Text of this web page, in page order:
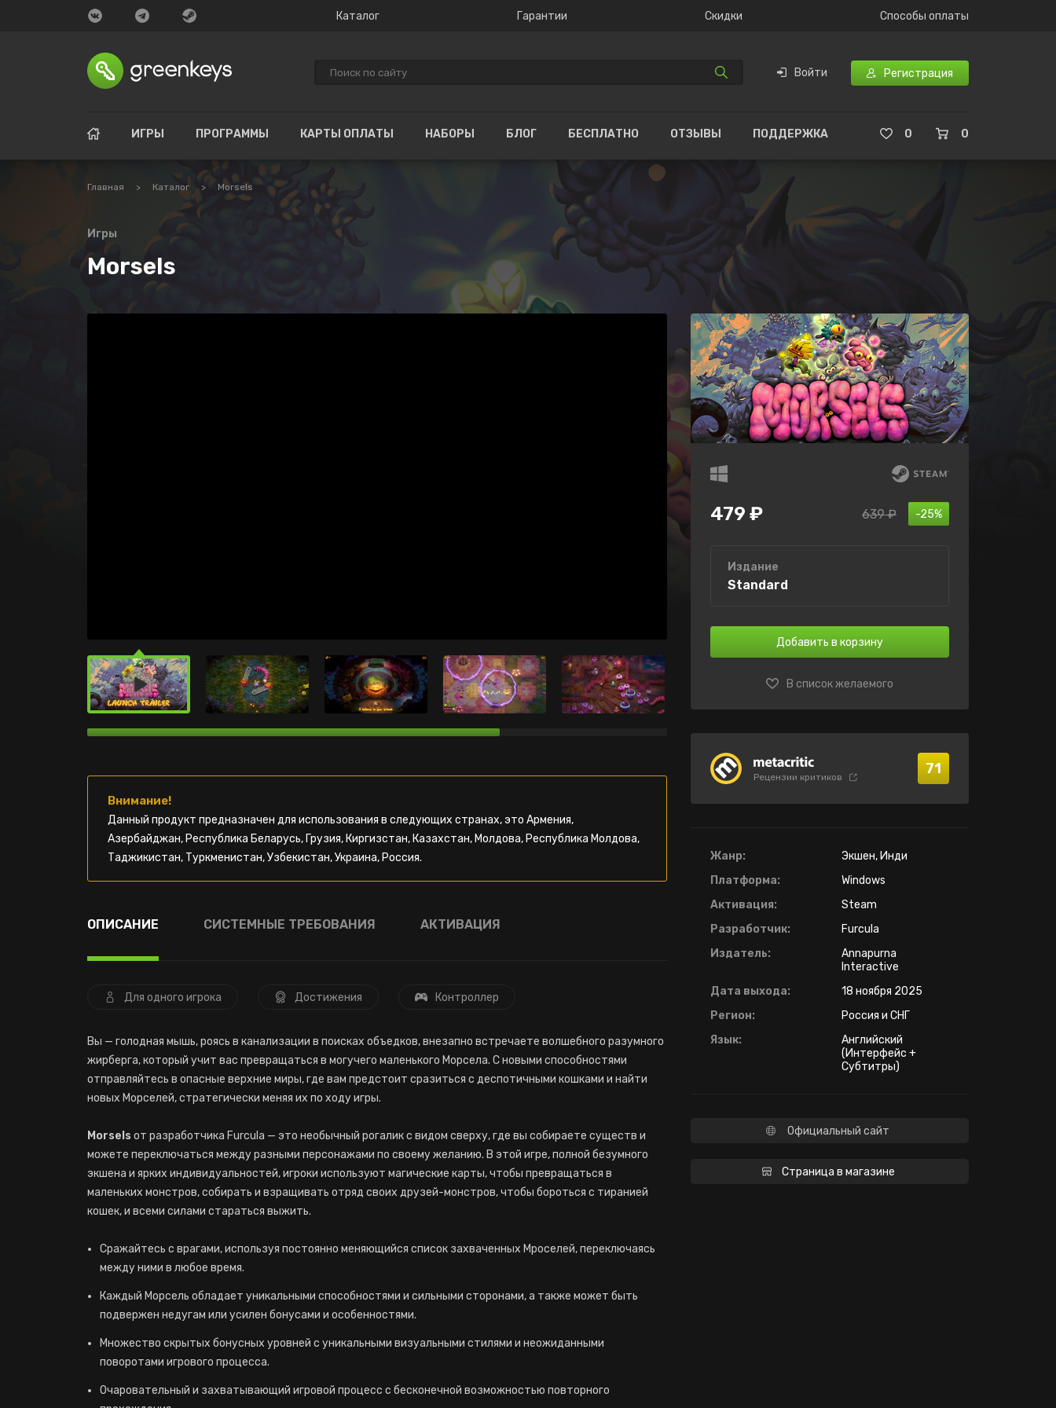
Каталог Гарантии Скидки Способы оплаты
Войти Регистрация
ИГРЫ ПРОГРАММЫ КАРТЫ ОПЛАТЫ НАБОРЫ БЛОГ БЕСПЛАТНО ОТЗЫВЫ ПОДДЕРЖКА 0
0
Главная > Каталог > Morsels
Игры
Morsels
Внимание!
Данный продукт предназначен для использования в следующих странах, это Армения,
Азербайджан, Республика Беларусь, Грузия, Киргизстан, Казахстан, Молдова, Республика Молдова,
Таджикистан, Туркменистан, Узбекистан, Украина, Россия.
ОПИСАНИЕ СИСТЕМНЫЕ ТРЕБОВАНИЯ АКТИВАЦИЯ
Для одного игрока Достижения Контроллер
Вы — голодная мышь, роясь в канализации в поисках объедков, внезапно встречаете волшебного разумного
жирберга, который учит вас превращаться в могучего маленького Морсела. С новыми способностями
отправляйтесь в опасные верхние миры, где вам предстоит сразиться с деспотичными кошками и найти
новых Морселей, стратегически меняя их по ходу игры.
Morsels от разработчика Furcula — это необычный рогалик с видом сверху, где вы собираете существ и
можете переключаться между разными персонажами по своему желанию. В этой игре, полной безумного
экшена и ярких индивидуальностей, игроки используют магические карты, чтобы превращаться в
маленьких монстров, собирать и взращивать отряд своих друзей-монстров, чтобы бороться с тиранией
кошек, и всеми силами стараться выжить.
Сражайтесь с врагами, используя постоянно меняющийся список захваченных Мроселей, переключаясь
между ними в любое время.
Каждый Морсель обладает уникальными способностями и сильными сторонами, а также может быть
подвержен недугам или усилен бонусами и особенностями.
Множество скрытых бонусных уровней с уникальными визуальными стилями и неожиданными
поворотами игрового процесса.
Очаровательный и захватывающий игровой процесс с бесконечной возможностью повторного
479 ₽ -25%
639 ₽
Издание
Standard
Добавить в корзину
В список желаемого
Рецензии критиков 71
Жанр:
Экшен, Инди
Платформа:
Windows
Активация:
Steam
Разработчик:
Furcula
Издатель:
Annapurna
Interactive
Дата выхода:
18 ноября 2025
Регион:
Россия и СНГ
Язык:
Английский
(Интерфейс +
Субтитры)
Официальный сайт
Страница в магазине